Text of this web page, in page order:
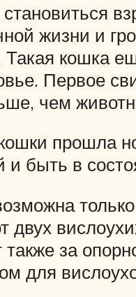
жизни и
Такая кошка
Первое
чем
прошла
быть в
двух
также за
для